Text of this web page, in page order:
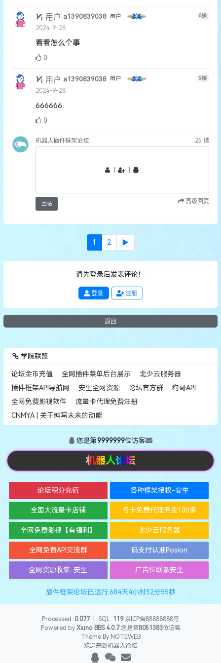
用户 a1390839038 用户
2024-9-28
6楼
看看怎么个事
0
用户 a1390839038 用户
2024-9-28
5楼
666666
0
机器人插件框架论坛 25 楼
丨 丨
回帖 高级回复
1 2 ▶
请先登录后发表评论！
登录 注册
返回
学院联盟
论坛金币充值 全网插件菜单后台展示
北少云服务器
插件框架API导航网
安生全网资源 论坛官方群
狗哥API
全网免费影视软件
流量卡代理免费注册
CNMYA | 关于编写未来的动能
您是第9999999位访客
机器人论坛
论坛积分充值 各种框架授权-安生
全国大流量卡店铺 号卡免费代理佣金100多
全网免费影视【有福利】 北少云服务器
全网免费API交流群 码支付认准Posion
全网资源收集-安生 广告位联系安生
插件框架论坛已运行:684天4小时52分56秒
Processed: 0.077 SQL: 119京ICP备88888888号
Powered by Xiuno BBS 4.0.7 您是第8051383位访客
Theme By NOTEWEB
欢迎来到机器人论坛